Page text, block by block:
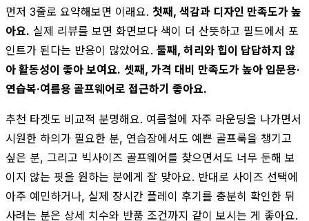
먼저 3줄로 요약해보면 이래요. 첫째, 색감과 디자인 만족도가 높
아요. 실제 리뷰를 보면 화면보다 색이 더 산뜻하고 필드에서 포
인트가 된다는 반응이 많았어요. 둘째, 허리와 힙이 답답하지 않
아 활동성이 좋아 보여요. 셋째, 가격 대비 만족도가 높아 입문용·
연습복·여름용 골프웨어로 접근하기 좋아요.
추천 타겟도 비교적 분명해요. 여름철에 자주 라운딩을 나가면서
시원한 하의가 필요한 분, 연습장에서도 예쁜 골프룩을 챙기고
싶은 분, 그리고 빅사이즈 골프웨어를 찾으면서도 너무 둔해 보
이지 않는 핏을 원하는 분에게 잘 맞아요. 반대로 사이즈 선택에
아주 예민하거나, 실제 장시간 플레이 후기를 충분히 확인한 뒤
사려는 분은 상세 치수와 반품 조건까지 같이 보시는 게 좋아요.